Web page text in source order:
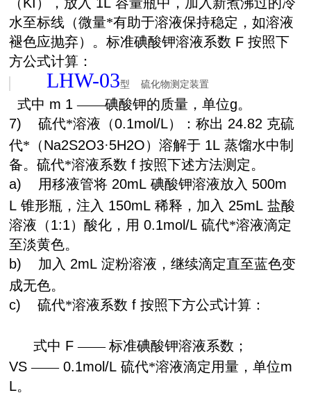
水至标线（微量*有助于溶液保持稳定，如溶液
褪色应抛弃）。标准碘酸钾溶液系数 F按照下
方公式计算：
LHW-03型 硫化物测定装置
式中 m 1——碘酸钾的质量，单位g。
7)
硫代*溶液（0.1mol/L）：称出 24.82 克硫
代*（Na2S2O3·5H2O）溶解于 1L蒸馏水中制
备。硫代*溶液系数 f按照下述方法测定。
a)
用移液管将 20mL碘酸钾溶液放入 500m
L锥形瓶，注入 150mL稀释，加入 25mL盐酸
溶液（1:1）酸化，用 0.1mol/L硫代*溶液滴定
至淡黄色。
b)
加入 2mL淀粉溶液，继续滴定直至蓝色变
成无色。
c)
硫代*溶液系数 f按照下方公式计算：
式中 F—— 标准碘酸钾溶液系数；
VS——0.1mol/L硫代*溶液滴定用量，单位m
L。